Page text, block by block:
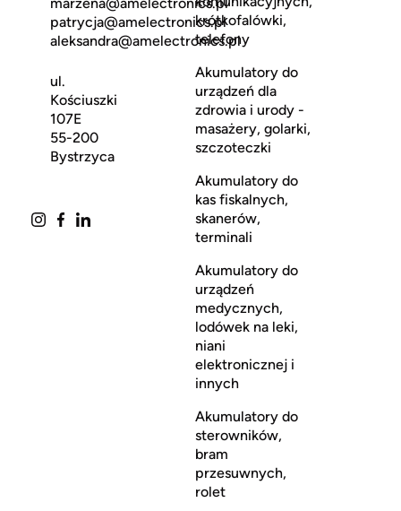
patrycja@amelectronics.pl
aleksandra@amelectronics.pl
ul.
Kościuszki
107E
55-200
Bystrzyca
krótkofalówki,
telefony
Akumulatory do
urządzeń dla
zdrowia i urody -
masażery, golarki,
szczoteczki
Akumulatory do
kas fiskalnych,
skanerów,
terminali
Akumulatory do
urządzeń
medycznych,
lodówek na leki,
niani
elektronicznej i
innych
Akumulatory do
sterowników,
bram
przesuwnych,
rolet